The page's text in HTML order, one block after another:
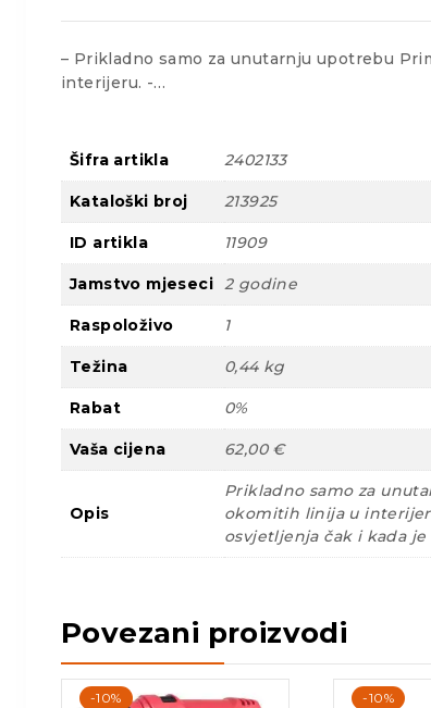
– Prikladno samo za unutarnju upotrebu
interijeru. -…
Šifra artikla 2402133
Kataloški broj 213925
ID artikla 11909
Jamstvo mjeseci 2 godine
Raspoloživo 1
Težina 0,44 kg
Rabat 0%
Vaša cijena 62,00 €
Opis
Prikladno samo za
okomitih linija u
osvjetljenja čak i kada
Povezani proizvodi
-10% -10%